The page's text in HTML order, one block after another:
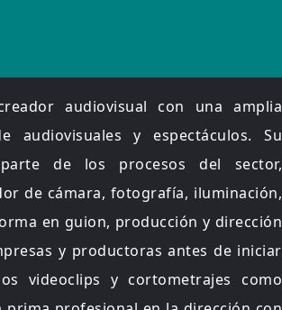
audiovisual con una amplia
audiovisuales y espectáculos. Su
de los procesos del sector,
de cámara, fotografía, iluminación,
en guion, producción y dirección
y productoras antes de iniciar
videoclips y cortometrajes como